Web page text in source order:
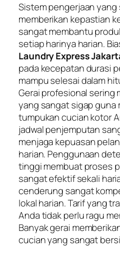
Sistem pengerjaan
memberikan kepastian
sangat membantu
setiap harinya harian.
Laundry Express
pada kecepatan durasi
mampu selesai dalam
Gerai profesional sering
yang sangat sigap guna
tumpukan cucian kotor
jadwal penjemputan
menjaga kepuasan
harian. Penggunaan
tinggi membuat proses
sangat efektif sekali
cenderung sangat
lokal harian. Tarif yang
Anda tidak perlu ragu
Banyak gerai
cucian yang sangat